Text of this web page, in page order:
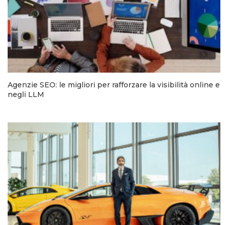
Agenzie SEO: le migliori per rafforzare la visibilità online e
negli LLM